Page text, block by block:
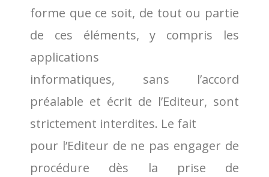
forme que ce soit, de tout ou partie
de ces éléments, y compris les
applications
informatiques, sans l’accord
préalable et écrit de l’Editeur, sont
strictement interdites. Le fait
pour l’Editeur de ne pas engager de
procédure dès la prise de